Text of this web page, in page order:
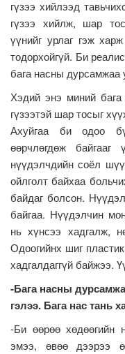
гүзээ хийлээд
гүзээ хийлж, шар
үүнийг урлаг гэж
тодорхойгүй. Би
бага насны дурсамжаа
Хэдий энэ миний
гүзээтэй шар тосыг
Ахуйгаа би одоо
өөрчлөгдөж
нүүдэлчдийн соёл
ойлголт байхаа
байдаг болсон.
байгаа. Нүүдэлчин
нь хүнсээ хадгалж,
Одоогийнх шиг
хадгалдаггүй байжээ.
-Бага насны
гэлээ. Бага нас тань
-Би өөрөө хөдөөгийн
эмээ, өвөө дээрээ